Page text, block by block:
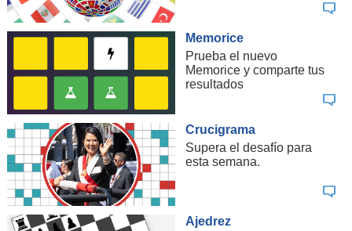
Memorice
Prueba el nuevo
Memorice y comparte tus
resultados
Crucigrama
Supera el desafío para
esta semana.
Ajedrez